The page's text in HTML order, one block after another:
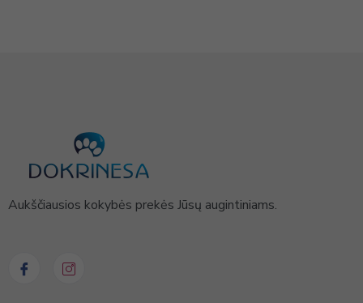
Aukščiausios kokybės prekės Jūsų augintiniams.